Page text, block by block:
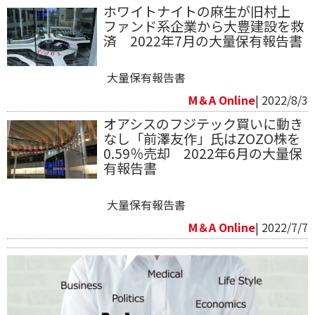
ホワイトナイトの麻生が旧村上
ファンド系企業から大豊建設を救
済 2022年7月の大量保有報告書
大量保有報告書
M＆A Online| 2022/8/3
オアシスのフジテック買いに動き
なし「前澤友作」氏はZOZO株を
0.59％売却 2022年6月の大量保
有報告書
大量保有報告書
M＆A Online| 2022/7/7